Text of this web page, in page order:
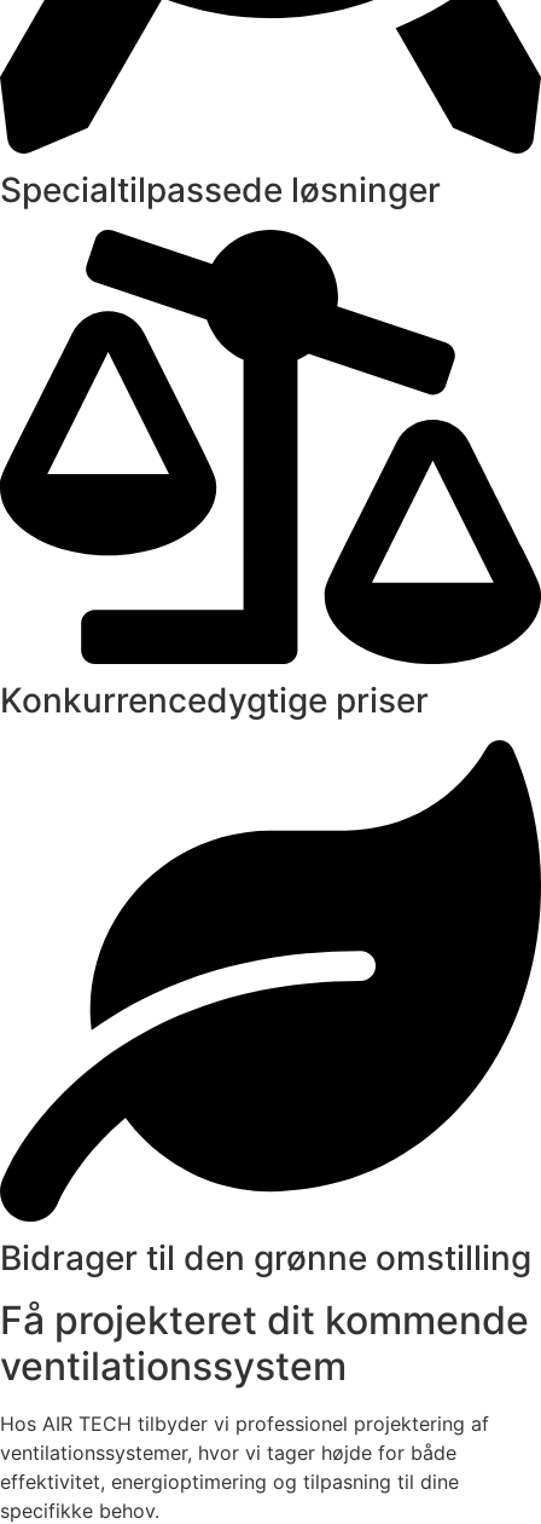
Specialtilpassede løsninger
Konkurrencedygtige priser
Bidrager til den grønne omstilling
Få projekteret dit kommende
ventilationssystem
Hos AIR TECH tilbyder vi professionel projektering af
ventilationssystemer, hvor vi tager højde for både
effektivitet, energioptimering og tilpasning til dine
specifikke behov.